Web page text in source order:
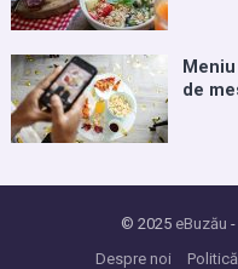
de
© 2025 eBuzău
Despre noi